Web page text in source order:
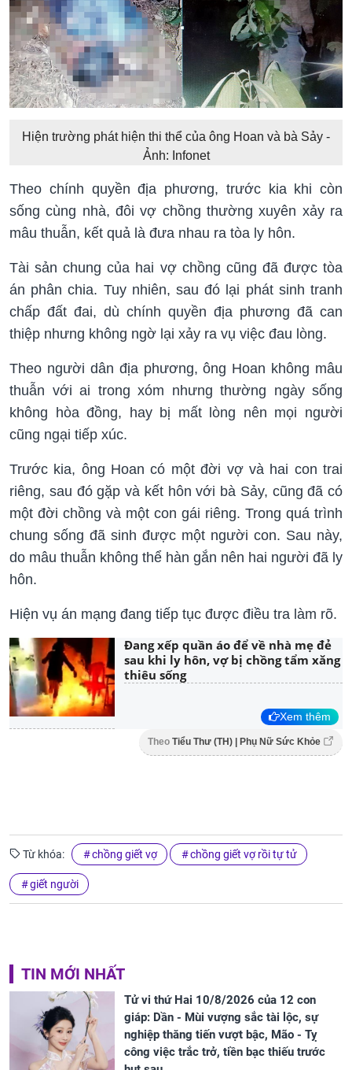
Hiện trường phát hiện thi thể của ông Hoan và bà Sảy -
Ảnh: Infonet
Theo chính quyền địa phương, trước kia khi còn
sống cùng nhà, đôi vợ chồng thường xuyên xảy ra
mâu thuẫn, kết quả là đưa nhau ra tòa ly hôn.
Tài sản chung của hai vợ chồng cũng đã được tòa
án phân chia. Tuy nhiên, sau đó lại phát sinh tranh
chấp đất đai, dù chính quyền địa phương đã can
thiệp nhưng không ngờ lại xảy ra vụ việc đau lòng.
Theo người dân địa phương, ông Hoan không mâu
thuẫn với ai trong xóm nhưng thường ngày sống
không hòa đồng, hay bị mất lòng nên mọi người
cũng ngại tiếp xúc.
Trước kia, ông Hoan có một đời vợ và hai con trai
riêng, sau đó gặp và kết hôn với bà Sảy, cũng đã có
một đời chồng và một con gái riêng. Trong quá trình
chung sống đã sinh được một người con. Sau này,
do mâu thuẫn không thể hàn gắn nên hai người đã ly
hôn.
Hiện vụ án mạng đang tiếp tục được điều tra làm rõ.
Đang xếp quần áo để về nhà mẹ đẻ
sau khi ly hôn, vợ bị chồng tẩm xăng
thiêu sống
Xem thêm
Theo Tiểu Thư (TH) | Phụ Nữ Sức Khỏe
Từ khóa: chồng giết vợ chồng giết vợ rồi tự tử
giết người
TIN MỚI NHẤT
Tử vi thứ Hai 10/8/2026 của 12 con
giáp: Dần - Mùi vượng sắc tài lộc, sự
nghiệp thăng tiến vượt bậc, Mão - Tỵ
công việc trắc trở, tiền bạc thiếu trước